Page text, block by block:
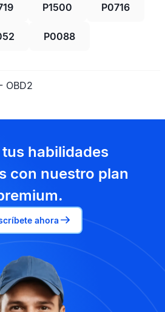
P1500 P0716
P0088
OBD2
habilidades
con nuestro plan
ahora